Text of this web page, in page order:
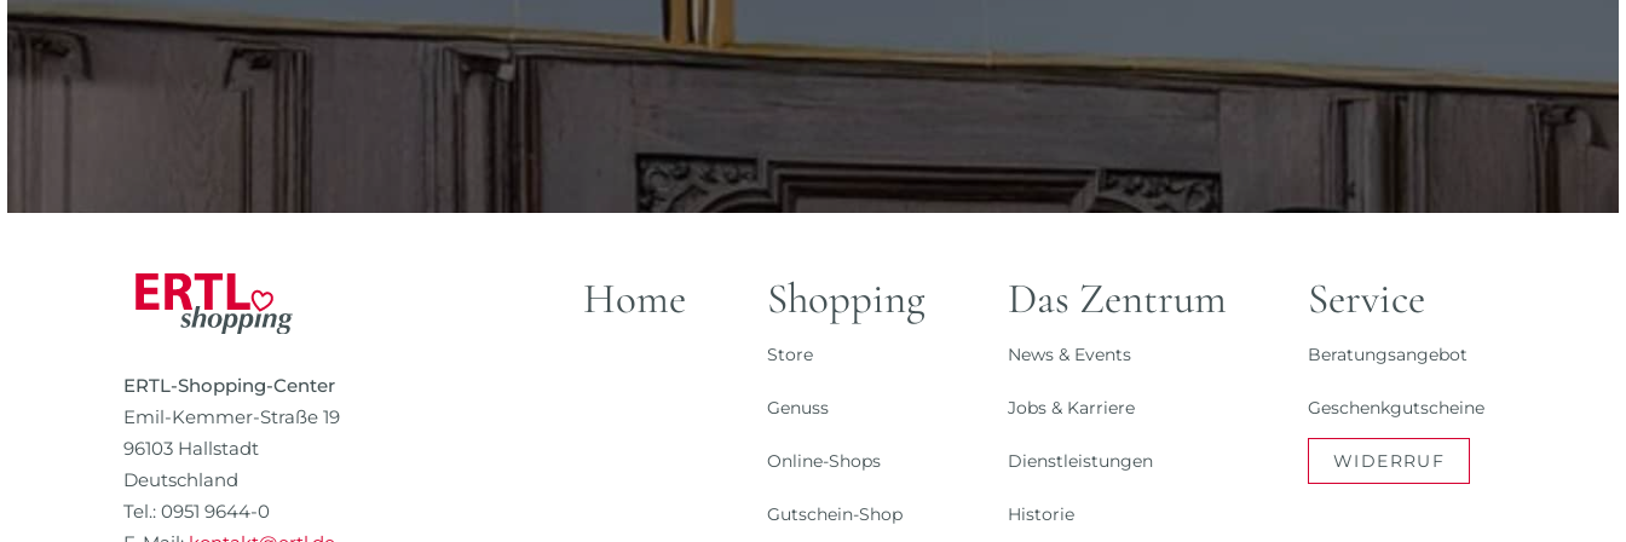
ERTL-Shopping-Center
Emil-Kemmer-Straße 19
96103 Hallstadt
Deutschland
Tel.: 0951 9644-0
Home Shopping
Store
Genuss
Online-Shops
Gutschein-Shop
Das Zentrum
News & Events
Jobs & Karriere
Dienstleistungen
Historie
Service
Beratungsangebot
Geschenkgutscheine
WIDERRUF